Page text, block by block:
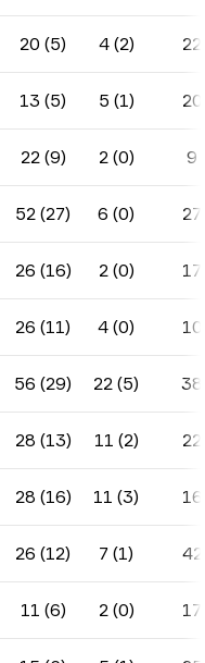
20 (5) 4 (2) 22
13 (5) 5 (1) 20
22 (9) 2 (0) 9
52 (27) 6 (0) 27
26 (16) 2 (0) 17
26 (11) 4 (0) 10
56 (29) 22 (5) 38
28 (13) 11 (2) 22
28 (16) 11 (3) 16
26 (12) 7 (1) 42
11 (6) 2 (0) 17